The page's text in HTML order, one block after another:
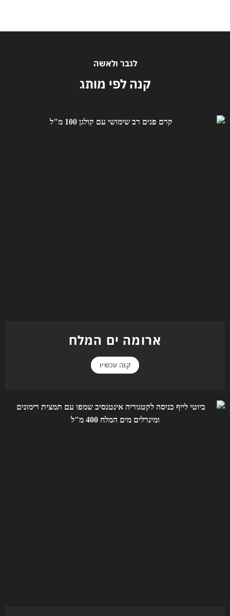
לגבר ולאשה
קנה לפי מותג
ארומה ים המלח
קנה עכשיו